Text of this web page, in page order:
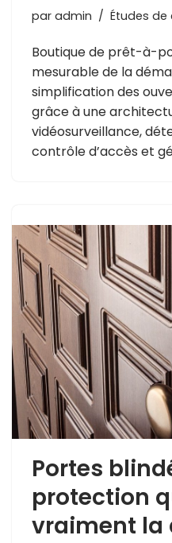
par admin Études de
Boutique de prêt-à-
mesurable de la
simplification des
grâce à une
vidéosurveillance,
contrôle d’accès et
Portes
protection
vraiment la